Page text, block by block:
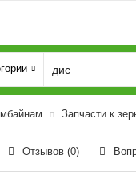
Запчасти к
Отзывов (0)